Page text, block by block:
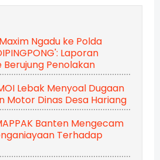
Ngadu ke Polda
Laporan
Berujung Penolakan
Lebak Menyoal Dugaan
Motor Dinas Desa Hariang
Banten Mengecam
Terhadap